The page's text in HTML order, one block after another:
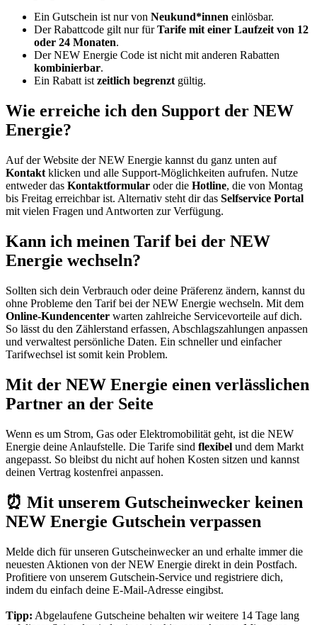
Ein Gutschein ist nur von Neukund*innen einlösbar.
Der Rabattcode gilt nur fürTarife mit einer Laufzeit von 12
oder 24 Monaten.
Der NEW Energie Code ist nicht mit anderen Rabatten
kombinierbar.
Ein Rabatt istzeitlich begrenztgültig.
Wie erreiche ich den Support der NEW
Energie?
Auf der Website der NEW Energie kannst du ganz unten auf
Kontakt klicken und alle Support-Möglichkeiten aufrufen. Nutze
entweder das Kontaktformular oder die Hotline, die von Montag
bis Freitag erreichbar ist. Alternativ steht dir das Selfservice Portal
mit vielen Fragen und Antworten zur Verfügung.
Kann ich meinen Tarif bei der NEW
Energie wechseln?
Sollten sich dein Verbrauch oder deine Präferenz ändern, kannst du
ohne Probleme den Tarif bei der NEW Energie wechseln. Mit dem
Online-Kundencenter warten zahlreiche Servicevorteile auf dich.
So lässt du den Zählerstand erfassen, Abschlagszahlungen anpassen
und verwaltest persönliche Daten. Ein schneller und einfacher
Tarifwechsel ist somit kein Problem.
Mit der NEW Energie einen verlässlichen
Partner an der Seite
Wenn es um Strom, Gas oder Elektromobilität geht, ist die NEW
Energie deine Anlaufstelle. Die Tarife sind flexibel und dem Markt
angepasst. So bleibst du nicht auf hohen Kosten sitzen und kannst
deinen Vertrag kostenfrei anpassen.
⏰ Mit unserem Gutscheinwecker keinen
NEW Energie Gutschein verpassen
Melde dich für unseren Gutscheinweckeran und erhalte immer die
neuesten Aktionen von der NEW Energie direkt in dein Postfach.
Profitiere von unserem Gutschein-Service und registriere dich,
indem du einfach deine E-Mail-Adresse eingibst.
Tipp: Abgelaufene Gutscheine behalten wir weitere 14 Tage lang